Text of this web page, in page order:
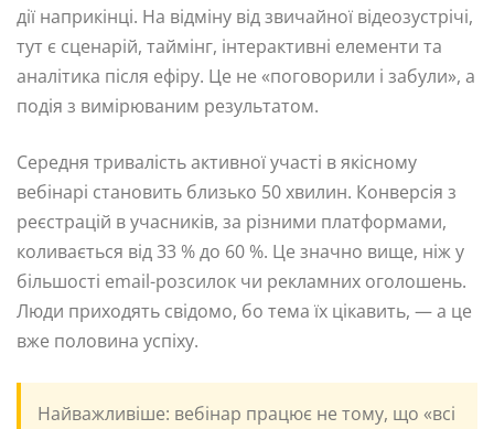
дії наприкінці. На відміну від звичайної відеозустрічі,
тут є сценарій, таймінг, інтерактивні елементи та
аналітика після ефіру. Це не «поговорили і забули», а
подія з вимірюваним результатом.
Середня тривалість активної участі в якісному
вебінарі становить близько 50 хвилин. Конверсія з
реєстрацій в учасників, за різними платформами,
коливається від 33 % до 60 %. Це значно вище, ніж у
більшості email-розсилок чи рекламних оголошень.
Люди приходять свідомо, бо тема їх цікавить, — а це
вже половина успіху.
Найважливіше: вебінар працює не тому, що «всі